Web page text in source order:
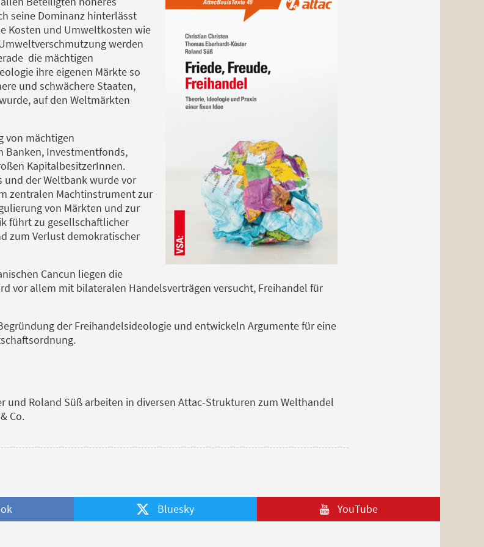
seine Dominanz hinterlässt
Kosten und Umweltkosten wie
werden
die mächtigen
ihre eigenen Märkte so
und schwächere Staaten,
auf den Weltmärkten
von mächtigen
Banken, Investmentfonds,
KapitalbesitzerInnen.
der Weltbank wurde vor
zentralen Machtinstrument zur
von Märkten und zur
führt zu gesellschaftlicher
zum Verlust demokratischer
Cancun liegen die
vor allem mit bilateralen Handelsverträgen versucht, Freihandel für
der Freihandelsideologie und entwickeln Argumente für eine
und Roland Süß arbeiten in diversen Attac-Strukturen zum Welthandel
Co.
Bluesky YouTube